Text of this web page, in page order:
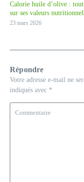
Calorie huile d’olive :
sur ses valeurs
23 mars 2026
Répondre
Votre adresse e-mail ne
indiqués avec *